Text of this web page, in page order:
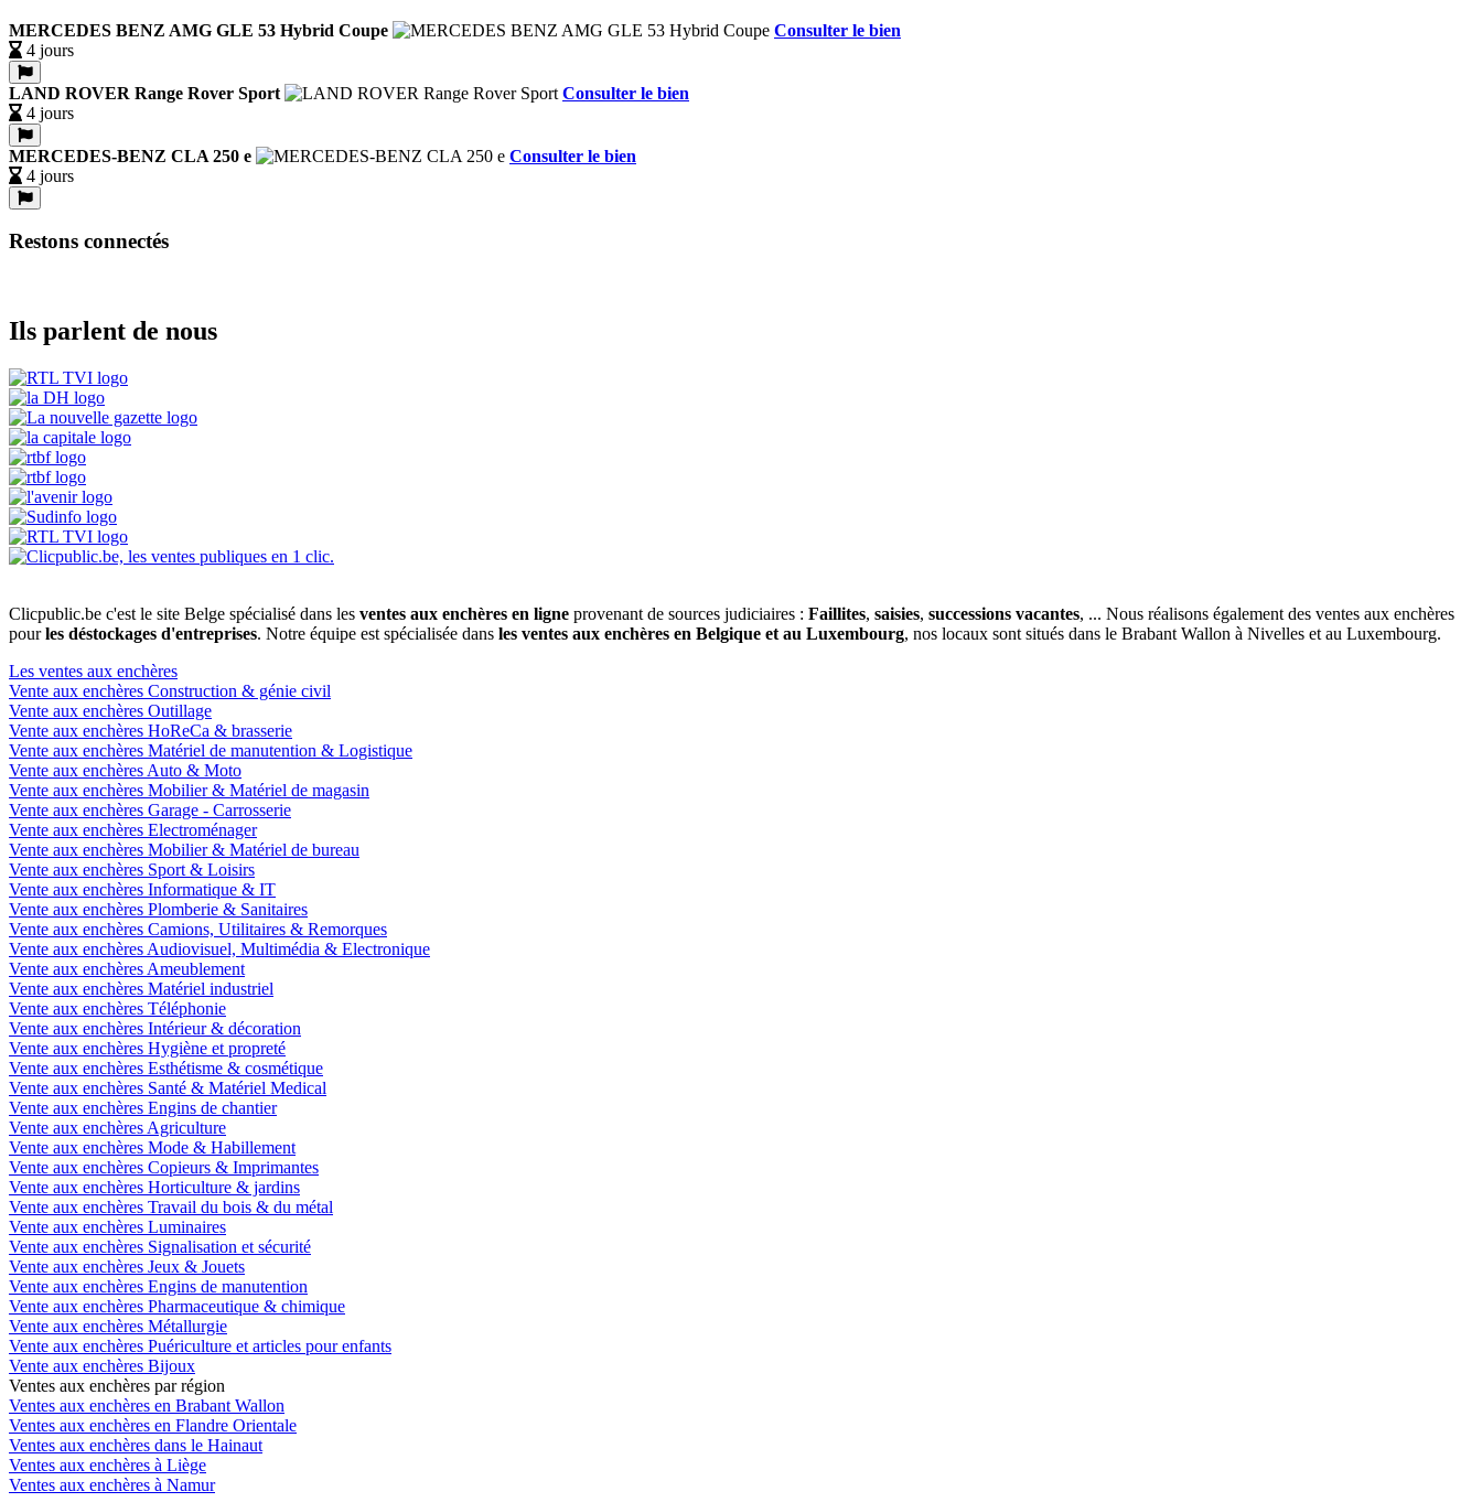
MERCEDES BENZ AMG GLE 53 Hybrid Coupe
Consulter le bien
4 jours
LAND ROVER Range Rover Sport
Consulter le bien
4 jours
MERCEDES-BENZ CLA 250 e
Consulter le bien
4 jours
Restons connectés
Ils parlent de nous
Clicpublic.be c'est le site Belge spécialisé dans les ventes aux enchères en ligne provenant de sources judiciaires : Faillites, saisies, successions vacantes, ... Nous réalisons également des ventes aux enchères
pourles déstockages d'entreprises. Notre équipe est spécialisée dans les ventes aux enchères en Belgique et au Luxembourg, nos locaux sont situés dans le Brabant Wallon à Nivelles et au Luxembourg.
Les ventes aux enchères
Vente aux enchères Construction & génie civil
Vente aux enchères Outillage
Vente aux enchères HoReCa & brasserie
Vente aux enchères Matériel de manutention & Logistique
Vente aux enchères Auto & Moto
Vente aux enchères Mobilier & Matériel de magasin
Vente aux enchères Garage - Carrosserie
Vente aux enchères Electroménager
Vente aux enchères Mobilier & Matériel de bureau
Vente aux enchères Sport & Loisirs
Vente aux enchères Informatique & IT
Vente aux enchères Plomberie & Sanitaires
Vente aux enchères Camions, Utilitaires & Remorques
Vente aux enchères Audiovisuel, Multimédia & Electronique
Vente aux enchères Ameublement
Vente aux enchères Matériel industriel
Vente aux enchères Téléphonie
Vente aux enchères Intérieur & décoration
Vente aux enchères Hygiène et propreté
Vente aux enchères Esthétisme & cosmétique
Vente aux enchères Santé & Matériel Medical
Vente aux enchères Engins de chantier
Vente aux enchères Agriculture
Vente aux enchères Mode & Habillement
Vente aux enchères Copieurs & Imprimantes
Vente aux enchères Horticulture & jardins
Vente aux enchères Travail du bois & du métal
Vente aux enchères Luminaires
Vente aux enchères Signalisation et sécurité
Vente aux enchères Jeux & Jouets
Vente aux enchères Engins de manutention
Vente aux enchères Pharmaceutique & chimique
Vente aux enchères Métallurgie
Vente aux enchères Puériculture et articles pour enfants
Vente aux enchères Bijoux
Ventes aux enchères par région
Ventes aux enchères en Brabant Wallon
Ventes aux enchères en Flandre Orientale
Ventes aux enchères dans le Hainaut
Ventes aux enchères à Liège
Ventes aux enchères à Namur